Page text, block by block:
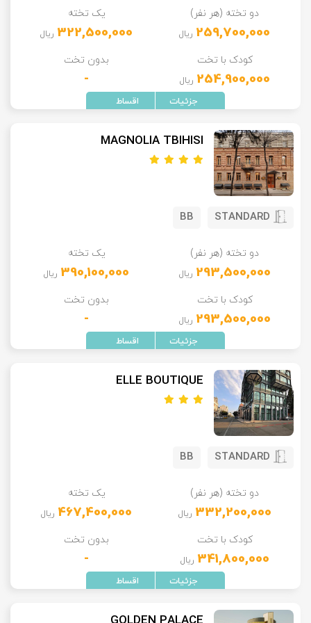
دو تخته (هر نفر)
259,700,000 ریال
یک تخته
322,500,000 ریال
کودک با تخت
254,900,000 ریال
بدون تخت
-
MAGNOLIA TBIHISI
STANDARD
BB
دو تخته (هر نفر)
293,500,000 ریال
یک تخته
390,100,000 ریال
کودک با تخت
293,500,000 ریال
بدون تخت
-
ELLE BOUTIQUE
STANDARD
BB
دو تخته (هر نفر)
332,200,000 ریال
یک تخته
467,400,000 ریال
کودک با تخت
341,800,000 ریال
بدون تخت
-
تور کاشان
تور اصفهان
تور ترکمن صحرا